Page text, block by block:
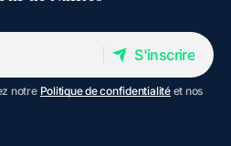
S'inscrire
S'inscrire
notre Politique de confidentialitéet nos